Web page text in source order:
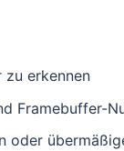
zu erkennen
Framebuffer-
oder